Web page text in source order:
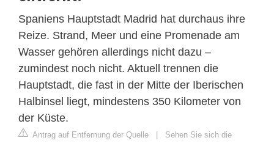
Spaniens Hauptstadt Madrid hat durchaus ihre
Reize. Strand, Meer und eine Promenade am
Wasser gehören allerdings nicht dazu –
zumindest noch nicht. Aktuell trennen die
Hauptstadt, die fast in der Mitte der Iberischen
Halbinsel liegt, mindestens 350 Kilometer von
der Küste.
Antrag auf Entfernung der Quelle | Sehen Sie sich die